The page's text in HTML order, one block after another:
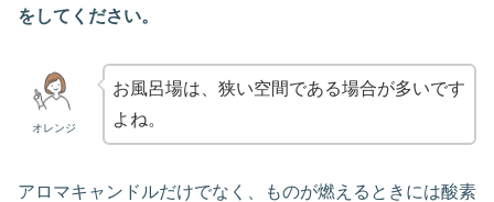
をしてください。
オレンジ
お風呂場は、狭い空間である場合が多いです
よね。
アロマキャンドルだけでなく、ものが燃えるときには酸素